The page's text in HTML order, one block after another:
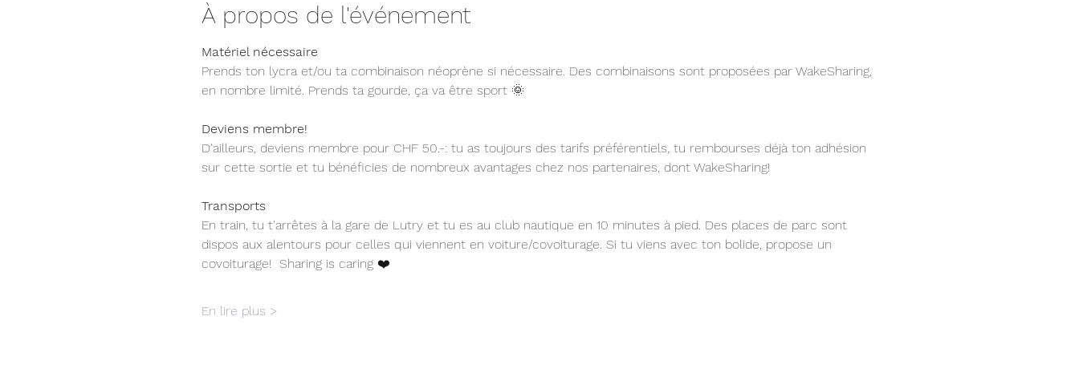
À propos de l'événement
Matériel nécessaire
Prends ton lycra et/ou ta combinaison néoprène si nécessaire. Des combinaisons sont proposées par WakeSharing,
en nombre limité. Prends ta gourde, ça va être sport 🌞
Deviens membre!
D'ailleurs, deviens membre pour CHF 50.-: tu as toujours des tarifs préférentiels, tu rembourses déjà ton adhésion
sur cette sortie et tu bénéficies de nombreux avantages chez nos partenaires, dont WakeSharing!
Transports
En train, tu t'arrêtes à la gare de Lutry et tu es au club nautique en 10 minutes à pied. Des places de parc sont
dispos aux alentours pour celles qui viennent en voiture/covoiturage. Si tu viens avec ton bolide, propose un
covoiturage!  Sharing is caring ❤️
En lire plus >